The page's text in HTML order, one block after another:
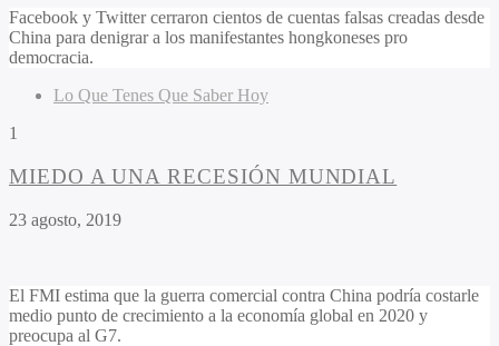
Facebook y Twitter cerraron cientos de cuentas falsas creadas desde
China para denigrar a los manifestantes hongkoneses pro
democracia.
Lo Que Tenes Que Saber Hoy
1
MIEDO A UNA RECESIÓN MUNDIAL
23 agosto, 2019
El FMI estima que la guerra comercial contra China podría costarle
medio punto de crecimiento a la economía global en 2020 y
preocupa al G7.